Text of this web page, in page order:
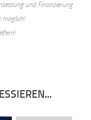
und Finanzierung
möglich!